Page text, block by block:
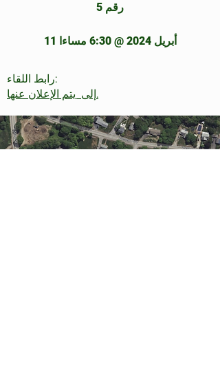
رقم 5
11 أبريل 2024 @ 6:30 مساءا
رابط اللقاء:
إلى يتم الإعلان عنها.